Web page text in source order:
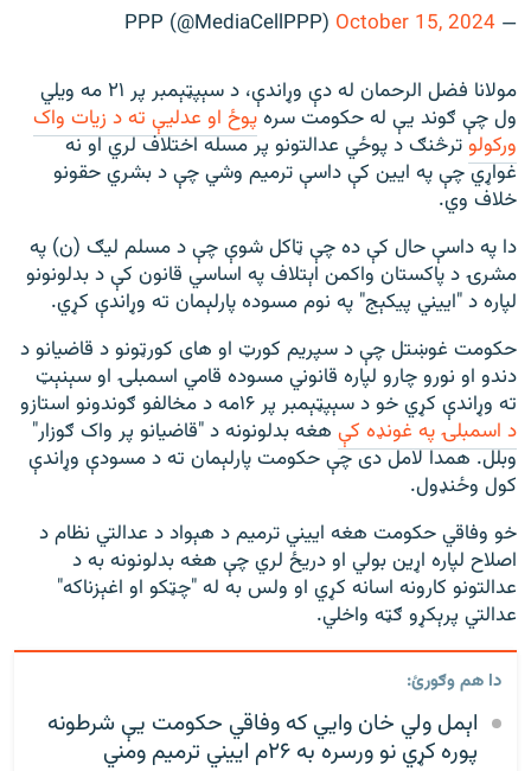
— PPP (@MediaCellPPP)
October 15, 2024
مولانا فضل الرحمان له دې وړاندې، د سېپټېمبر پر ۲۱ مه ويلي
ول چې ګوند یې له حکومت سرهپوځ او عدلیې ته د زیات واک
ورکولوترڅنګ د پوځي عدالتونو پر مسله اختلاف لري او نه
غواړي چې په ايين کې داسې ترميم وشي چې د بشري حقونو
خلاف وي.
دا په داسې حال کې ده چې ټاکل شوې چې د مسلم لیګ (ن) په
مشرۍ د پاکستان واکمن اېتلاف په اساسي قانون کې د بدلونونو
لپاره د "اييني پیکېج" په نوم مسوده پارلېمان ته وړاندې کړي.
حکومت غوښتل چې د سپریم کورټ او های کورټونو د قاضیانو د
دندو او نورو چارو لپاره قانوني مسوده قامي اسمبلۍ او سېنېټ
ته وړاندې کړي خو د سېپټېمبر پر ۱۶مه د مخالفو ګوندونو استازو
د اسمبلۍ په غونډه کې هغه بدلونونه د "قاضیانو پر واک ګوزار"
وبلل. همدا لامل دی چې حکومت پارلېمان ته د مسودې وړاندې
کول وځنډول.
خو وفاقي حکومت هغه اییني ترمیم د هېواد د عدالتي نظام د
اصلاح لپاره اړین بولي او دریځ لري چې هغه بدلونونه به د
عدالتونو کارونه اسانه کړي او ولس به له "چټکو او اغېزناکه"
عدالتي پرېکړو ګټه واخلي.
دا هم وګورئ:
اېمل ولي خان وايي که وفاقي حکومت یې شرطونه
پوره کړي نو ورسره به ۲۶م اییني ترمیم ومني